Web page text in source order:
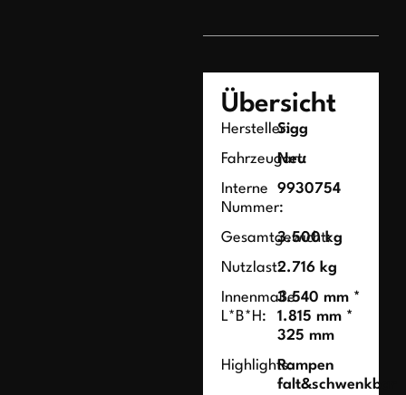
Übersicht
Hersteller:Sigg
Fahrzeugart:
Neu
Interne
Nummer:
9930754
Gesamtgewicht:
3.500 kg
Nutzlast:2.716 kg
Innenmaße
L*B*H:
3.540 mm *
1.815 mm *
325 mm
Highlights:Rampen
falt&schwenkbar